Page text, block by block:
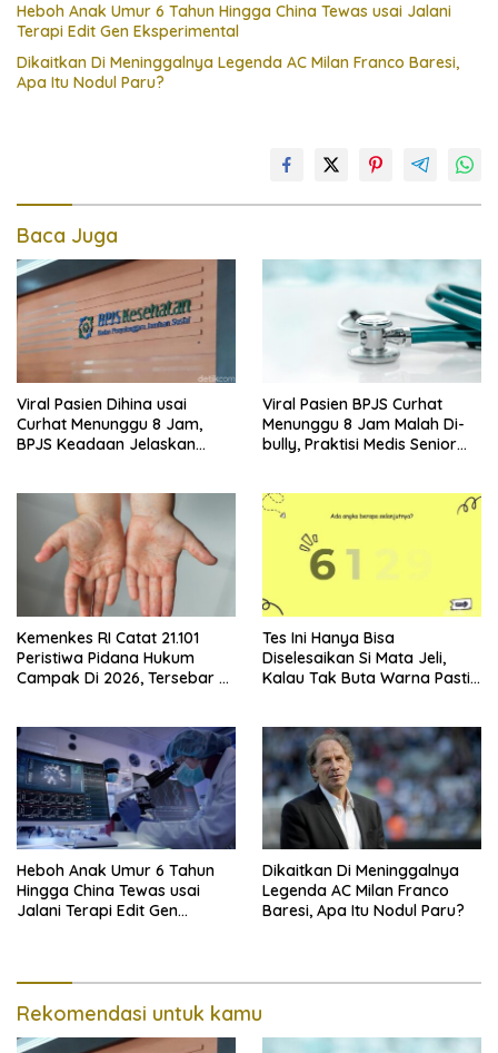
Heboh Anak Umur 6 Tahun Hingga China Tewas usai Jalani
Terapi Edit Gen Eksperimental
Dikaitkan Di Meninggalnya Legenda AC Milan Franco Baresi,
Apa Itu Nodul Paru?
Baca Juga
Viral Pasien Dihina usai
Curhat Menunggu 8 Jam,
BPJS Keadaan Jelaskan
Viral Pasien BPJS Curhat
Menunggu 8 Jam Malah Di-
bully, Praktisi Medis Senior
Kemenkes RI Catat 21.101
Peristiwa Pidana Hukum
Campak Di 2026, Tersebar Di
Tes Ini Hanya Bisa
Diselesaikan Si Mata Jeli,
Kalau Tak Buta Warna Pasti
Heboh Anak Umur 6 Tahun
Hingga China Tewas usai
Jalani Terapi Edit Gen
Dikaitkan Di Meninggalnya
Legenda AC Milan Franco
Baresi, Apa Itu Nodul Paru?
Rekomendasi untuk kamu